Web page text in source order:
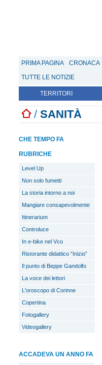
PRIMA PAGINA CRONACA
TUTTE LE NOTIZIE
TERRITORI
/ SANITÀ
CHE TEMPO FA
RUBRICHE
Level Up
Non solo fumetti
La storia intorno a noi
Mangiare consapevolmente
Itinerarium
Controluce
In e-bike nel Vco
Ristorante didattico “Inizio”
Il punto di Beppe Gandolfo
La voce dei lettori
L'oroscopo di Corinne
Copertina
Fotogallery
Videogallery
ACCADEVA UN ANNO FA